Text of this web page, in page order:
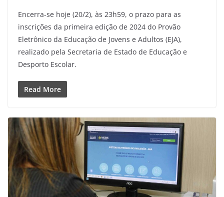
Encerra-se hoje (20/2), às 23h59, o prazo para as
inscrições da primeira edição de 2024 do Provão
Eletrônico da Educação de Jovens e Adultos (EJA),
realizado pela Secretaria de Estado de Educação e
Desporto Escolar.
Read More